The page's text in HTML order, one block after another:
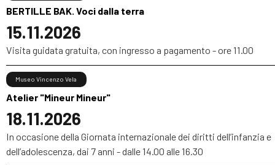
BERTILLE BAK. Voci dalla terra
15.11.2026
Visita guidata gratuita, con ingresso a pagamento - ore 11.00
Atelier "Mineur Mineur"
18.11.2026
Museo Vincenzo Vela
In occasione della Giornata internazionale dei diritti dell’infanzia e
dell’adolescenza, dai 7 anni - dalle 14.00 alle 16.30